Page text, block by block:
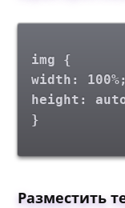
img {
width: 100%;
height:
}
Разместить